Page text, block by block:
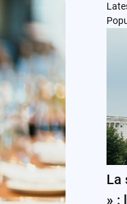
La
» :